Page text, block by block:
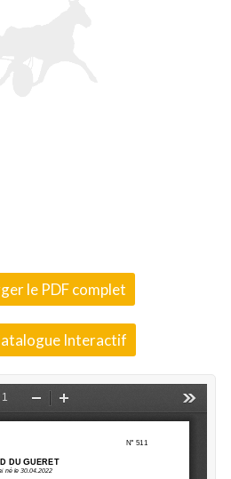
le PDF complet
Interactif